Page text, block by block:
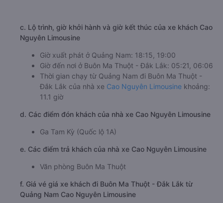
c. Lộ trình, giờ khởi hành và giờ kết thúc của xe khách Cao
Nguyên Limousine
Giờ xuất phát ở Quảng Nam: 18:15, 19:00
Giờ đến nơi ở Buôn Ma Thuột - Đắk Lắk: 05:21, 06:06
Thời gian chạy từ Quảng Nam đi Buôn Ma Thuột -
Đắk Lắk của nhà xe Cao Nguyên Limousine khoảng:
11.1 giờ
d. Các điểm đón khách của nhà xe Cao Nguyên Limousine
Ga Tam Kỳ (Quốc lộ 1A)
e. Các điểm trả khách của nhà xe Cao Nguyên Limousine
Văn phòng Buôn Ma Thuột
f. Giá vé giá xe khách đi Buôn Ma Thuột - Đắk Lắk từ
Quảng Nam Cao Nguyên Limousine